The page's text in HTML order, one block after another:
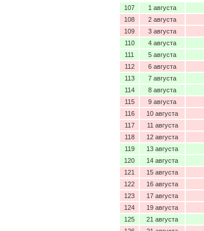
107
1 августа
108
2 августа
109
3 августа
110
4 августа
111
5 августа
112
6 августа
113
7 августа
114
8 августа
115
9 августа
116
10 августа
117
11 августа
118
12 августа
119
13 августа
120
14 августа
121
15 августа
122
16 августа
123
17 августа
124
19 августа
125
21 августа